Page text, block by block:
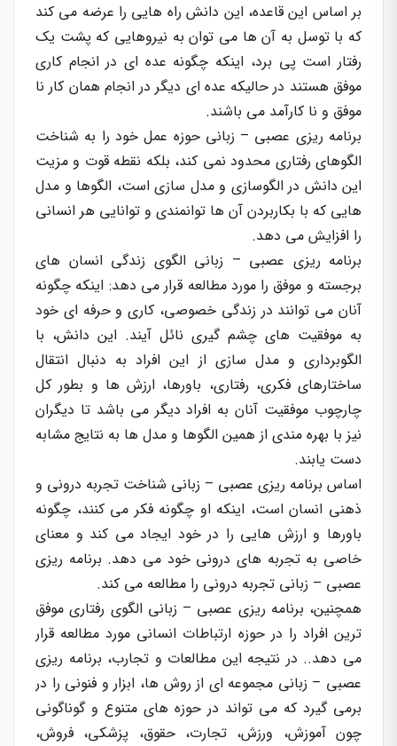
بر اساس این قاعده، این دانش راه هایی را عرضه می کند
که با توسل به آن ها می توان به نیروهایی که پشت یک
رفتار است پی برد، اینکه چگونه عده ای در انجام کاری
موفق هستند در حالیکه عده ای دیگر در انجام همان کار نا
موفق و نا کارآمد می باشند.
برنامه ریزی عصبی – زبانی حوزه عمل خود را به شناخت
الگوهای رفتاری محدود نمی کند، بلکه نقطه قوت و مزیت
این دانش در الگوسازی و مدل سازی است، الگوها و مدل
هایی که با بکاربردن آن ها توانمندی و توانایی هر انسانی
را افزایش می دهد.
برنامه ریزی عصبی – زبانی الگوی زندگی انسان های
برجسته و موفق را مورد مطالعه قرار می دهد: اینکه چگونه
آنان می توانند در زندگی خصوصی، کاری و حرفه ای خود
به موفقیت های چشم گیری نائل آیند. این دانش، با
الگوبرداری و مدل سازی از این افراد به دنبال انتقال
ساختارهای فکری، رفتاری، باورها، ارزش ها و بطور کل
چارچوب موفقیت آنان به افراد دیگر می باشد تا دیگران
نیز با بهره مندی از همین الگوها و مدل ها به نتایج مشابه
دست یابند.
اساس برنامه ریزی عصبی – زبانی شناخت تجربه درونی و
ذهنی انسان است، اینکه او چگونه فکر می کنند، چگونه
باورها و ارزش هایی را در خود ایجاد می کند و معنای
خاصی به تجربه های درونی خود می دهد. برنامه ریزی
عصبی – زبانی تجربه درونی را مطالعه می کند.
همچنین، برنامه ریزی عصبی – زبانی الگوی رفتاری موفق
ترین افراد را در حوزه ارتباطات انسانی مورد مطالعه قرار
می دهد.. در نتیجه این مطالعات و تجارب، برنامه ریزی
عصبی – زبانی مجموعه ای از روش ها، ابزار و فنونی را در
برمی گیرد که می تواند در حوزه های متنوع و گوناگونی
چون آموزش، ورزش، تجارت، حقوق، پزشکی، فروش،